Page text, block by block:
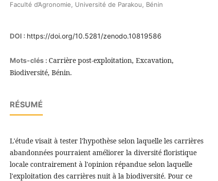
Faculté d’Agronomie, Université de Parakou, Bénin
DOI : https://doi.org/10.5281/zenodo.10819586
Mots-clés : Carrière post-exploitation, Excavation,
Biodiversité, Bénin.
RÉSUMÉ
L'étude visait à tester l'hypothèse selon laquelle les carrières
abandonnées pourraient améliorer la diversité floristique
locale contrairement à l'opinion répandue selon laquelle
l'exploitation des carrières nuit à la biodiversité. Pour ce